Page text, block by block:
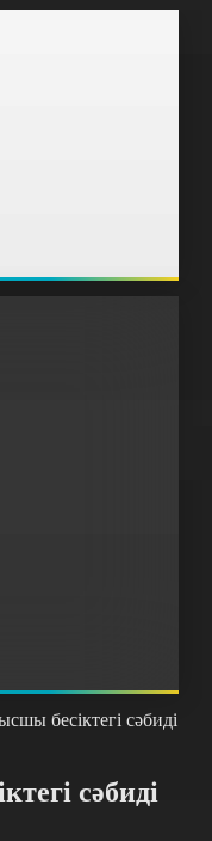
бесіктегі сәбиді
сәбиді